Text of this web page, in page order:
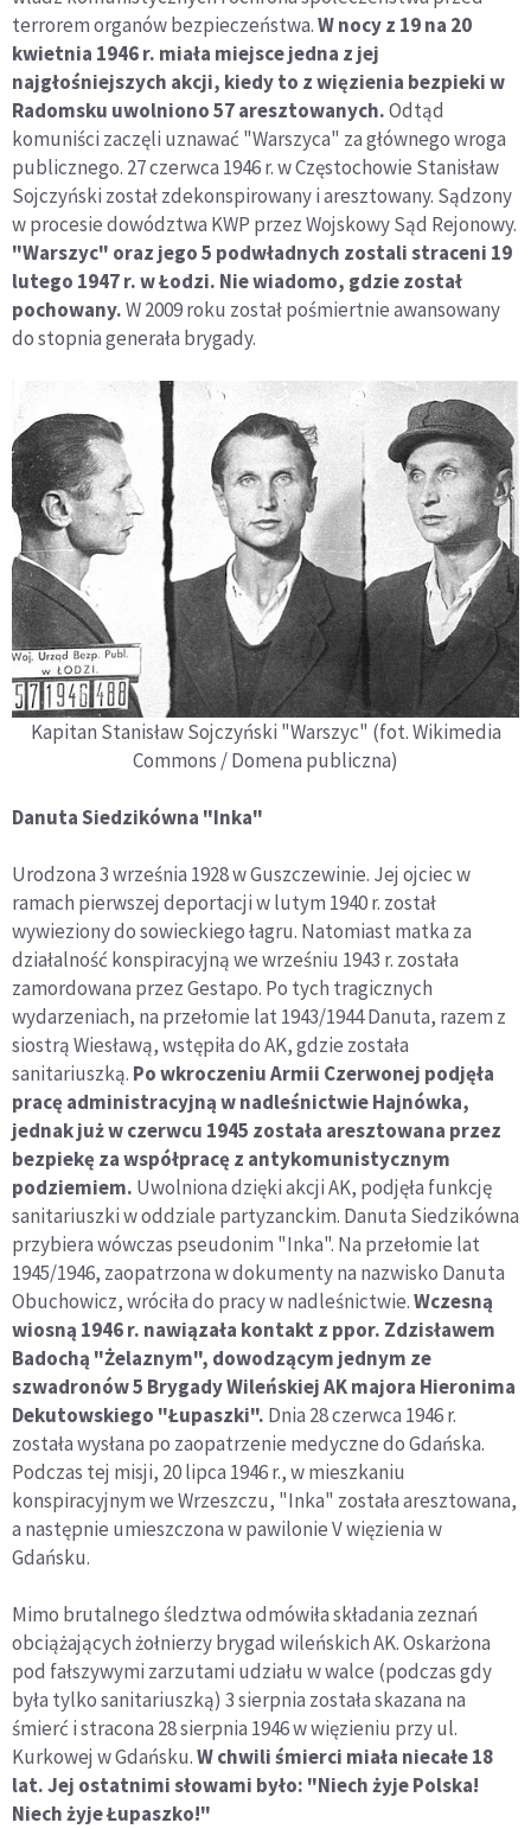
terrorem organów bezpieczeństwa.W nocy z 19 na 20
kwietnia 1946 r. miała miejsce jedna z jej
najgłośniejszych akcji, kiedy to z więzienia bezpieki w
Radomsku uwolniono 57 aresztowanych.Odtąd
komuniści zaczęli uznawać "Warszyca" za głównego wroga
publicznego. 27 czerwca 1946 r. w Częstochowie Stanisław
Sojczyński został zdekonspirowany i aresztowany. Sądzony
w procesie dowództwa KWP przez Wojskowy Sąd Rejonowy.
"Warszyc" oraz jego 5 podwładnych zostali straceni 19
lutego 1947 r. w Łodzi. Nie wiadomo, gdzie został
pochowany.W 2009 roku został pośmiertnie awansowany
do stopnia generała brygady.
Kapitan Stanisław Sojczyński "Warszyc" (fot. Wikimedia
Commons / Domena publiczna)
Danuta Siedzikówna "Inka"
Urodzona 3 września 1928 w Guszczewinie. Jej ojciec w
ramach pierwszej deportacji w lutym 1940 r. został
wywieziony do sowieckiego łagru. Natomiast matka za
działalność konspiracyjną we wrześniu 1943 r. została
zamordowana przez Gestapo. Po tych tragicznych
wydarzeniach, na przełomie lat 1943/1944 Danuta, razem z
siostrą Wiesławą, wstępiła do AK, gdzie została
sanitariuszką. Po wkroczeniu Armii Czerwonej podjęła
pracę administracyjną w nadleśnictwie Hajnówka,
jednak już w czerwcu 1945 została aresztowana przez
bezpiekę za współpracę z antykomunistycznym
podziemiem. Uwolniona dzięki akcji AK, podjęła funkcję
sanitariuszki w oddziale partyzanckim. Danuta Siedzikówna
przybiera wówczas pseudonim "Inka". Na przełomie lat
1945/1946, zaopatrzona w dokumenty na nazwisko Danuta
Obuchowicz, wróciła do pracy w nadleśnictwie.Wczesną
wiosną 1946 r. nawiązała kontakt z ppor. Zdzisławem
Badochą "Żelaznym", dowodzącym jednym ze
szwadronów 5 Brygady Wileńskiej AK majora Hieronima
Dekutowskiego "Łupaszki". Dnia 28 czerwca 1946 r.
została wysłana po zaopatrzenie medyczne do Gdańska.
Podczas tej misji, 20 lipca 1946 r., w mieszkaniu
konspiracyjnym we Wrzeszczu, "Inka" została aresztowana,
a następnie umieszczona w pawilonie V więzienia w
Gdańsku.
Mimo brutalnego śledztwa odmówiła składania zeznań
obciążających żołnierzy brygad wileńskich AK. Oskarżona
pod fałszywymi zarzutami udziału w walce (podczas gdy
była tylko sanitariuszką) 3 sierpnia została skazana na
śmierć i stracona 28 sierpnia 1946 w więzieniu przy ul.
Kurkowej w Gdańsku.W chwili śmierci miała niecałe 18
lat. Jej ostatnimi słowami było: "Niech żyje Polska!
Niech żyje Łupaszko!"